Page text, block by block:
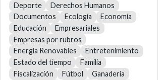
Deporte
Derechos Humanos
Documentos
Ecología
Economía
Educación
Empresariales
Empresas por rubros
Energía Renovables
Entretenimiento
Estado del tiempo
Familia
Fiscalización
Fútbol
Ganadería